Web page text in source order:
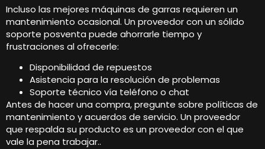
Incluso las mejores máquinas de garras requieren un
mantenimiento ocasional. Un proveedor con un sólido
soporte posventa puede ahorrarle tiempo y
frustraciones al ofrecerle:
Disponibilidad de repuestos
Asistencia para la resolución de problemas
Soporte técnico vía teléfono o chat
Antes de hacer una compra, pregunte sobre políticas de
mantenimiento y acuerdos de servicio. Un proveedor
que respalda su producto es un proveedor con el que
vale la pena trabajar..